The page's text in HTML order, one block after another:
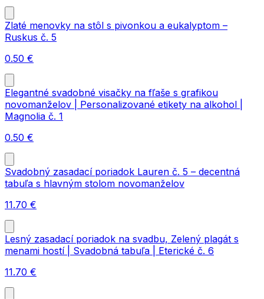
Zlaté menovky na stôl s pivonkou a eukalyptom –
Ruskus č. 5
0.50 €
Elegantné svadobné visačky na fľaše s grafikou
novomanželov | Personalizované etikety na alkohol |
Magnolia č. 1
0.50 €
Svadobný zasadací poriadok Lauren č. 5 – decentná
tabuľa s hlavným stolom novomanželov
11.70 €
Lesný zasadací poriadok na svadbu, Zelený plagát s
menami hostí | Svadobná tabuľa | Eterické č. 6
11.70 €